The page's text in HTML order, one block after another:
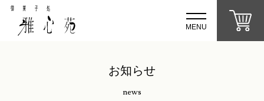
MENU
お知らせ
news